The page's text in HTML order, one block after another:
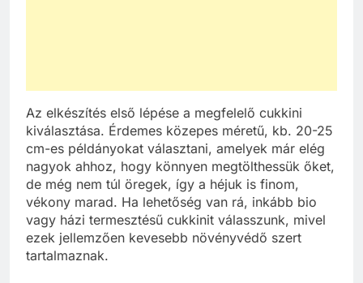
Az elkészítés első lépése a megfelelő cukkini
kiválasztása. Érdemes közepes méretű, kb. 20-25
cm-es példányokat választani, amelyek már elég
nagyok ahhoz, hogy könnyen megtölthessük őket,
de még nem túl öregek, így a héjuk is finom,
vékony marad. Ha lehetőség van rá, inkább bio
vagy házi termesztésű cukkinit válasszunk, mivel
ezek jellemzően kevesebb növényvédő szert
tartalmaznak.